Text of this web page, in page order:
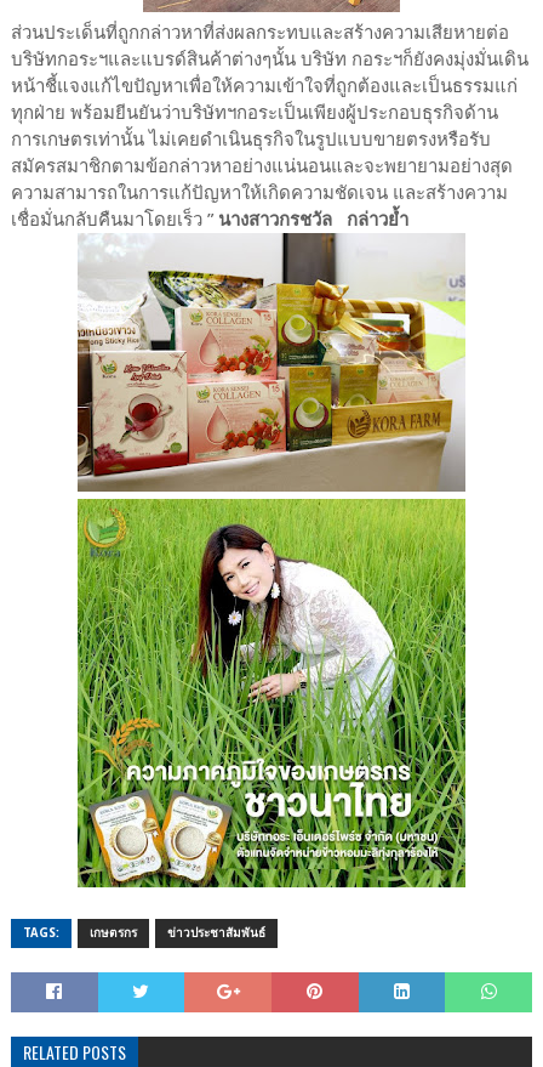
ส่วนประเด็นที่ถูกกล่าวหาที่ส่งผลกระทบและสร้างความเสียหายต่อ
บริษัทกอระฯและแบรด์สินค้าต่างๆนั้น บริษัท กอระฯก็ยังคงมุ่งมั่นเดิน
หน้าชี้แจงแก้ไขปัญหาเพื่อให้ความเข้าใจที่ถูกต้องและเป็นธรรมแก่
ทุกฝ่าย พร้อมยีนยันว่าบริษัทฯกอระเป็นเพียงผู้ประกอบธุรกิจด้าน
การเกษตรเท่านั้น ไม่เคยดำเนินธุรกิจในรูปแบบขายตรงหรือรับ
สมัครสมาชิกตามข้อกล่าวหาอย่างแน่นอนและจะพยายามอย่างสุด
ความสามารถในการแก้ปัญหาให้เกิดความชัดเจน และสร้างความ
เชื่อมั่นกลับคืนมาโดยเร็ว ” นางสาวกรชวัล กล่าวย้ำ
TAGS: เกษตรกร ข่าวประชาสัมพันธ์
RELATED POSTS